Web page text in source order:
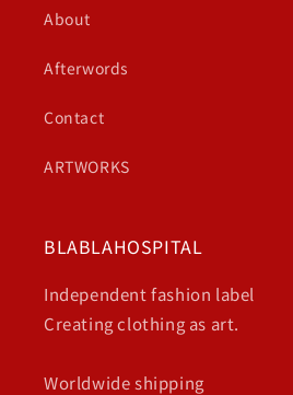
About
Afterwords
Contact
ARTWORKS
BLABLAHOSPITAL
Independent fashion label
Creating clothing as art.
Worldwide shipping